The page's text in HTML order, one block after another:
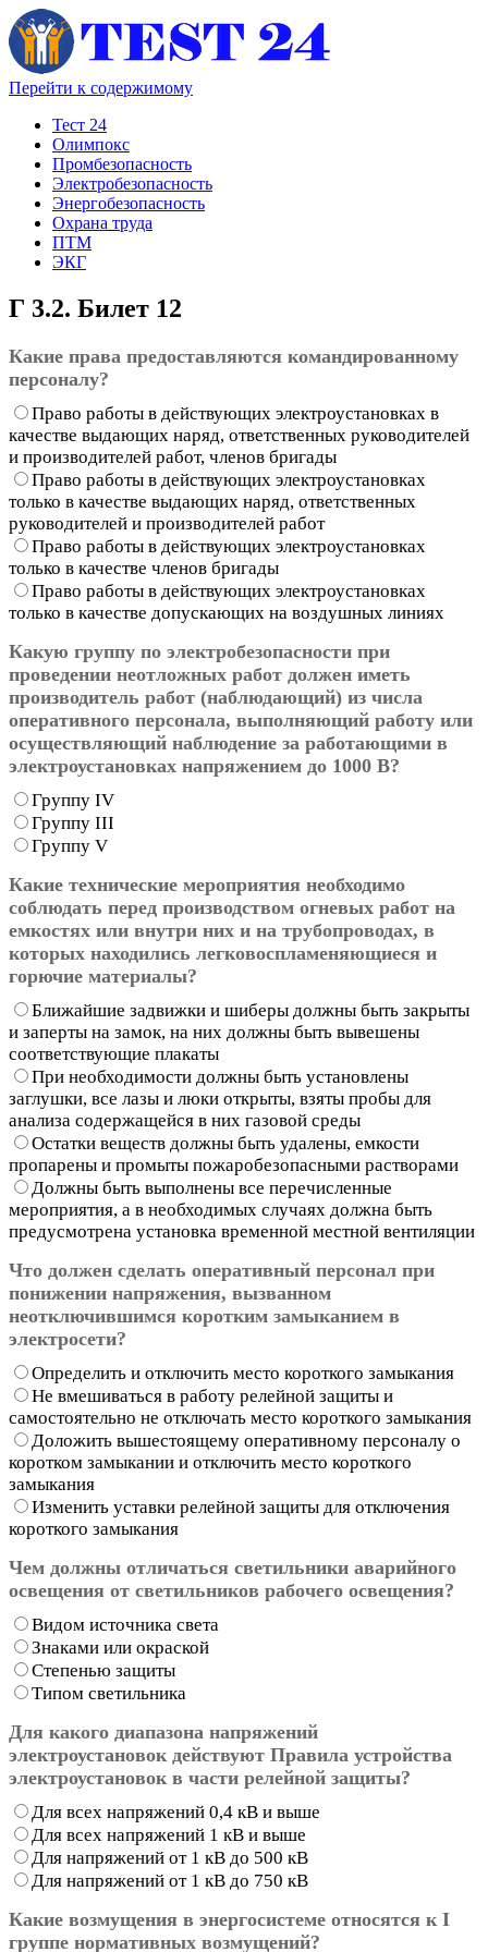
Перейти к содержимому
Тест 24
Олимпокс
Промбезопасность
Электробезопасность
Энергобезопасность
Охрана труда
ПТМ
ЭКГ
Г 3.2. Билет 12
Какие права предоставляются командированному
персоналу?
Право работы в действующих электроустановках в
качестве выдающих наряд, ответственных руководителей
и производителей работ, членов бригады
Право работы в действующих электроустановках
только в качестве выдающих наряд, ответственных
руководителей и производителей работ
Право работы в действующих электроустановках
только в качестве членов бригады
Право работы в действующих электроустановках
только в качестве допускающих на воздушных линиях
Какую группу по электробезопасности при
проведении неотложных работ должен иметь
производитель работ (наблюдающий) из числа
оперативного персонала, выполняющий работу или
осуществляющий наблюдение за работающими в
электроустановках напряжением до 1000 В?
Группу IV
Группу III
Группу V
Какие технические мероприятия необходимо
соблюдать перед производством огневых работ на
емкостях или внутри них и на трубопроводах, в
которых находились легковоспламеняющиеся и
горючие материалы?
Ближайшие задвижки и шиберы должны быть закрыты
и заперты на замок, на них должны быть вывешены
соответствующие плакаты
При необходимости должны быть установлены
заглушки, все лазы и люки открыты, взяты пробы для
анализа содержащейся в них газовой среды
Остатки веществ должны быть удалены, емкости
пропарены и промыты пожаробезопасными растворами
Должны быть выполнены все перечисленные
мероприятия, а в необходимых случаях должна быть
предусмотрена установка временной местной вентиляции
Что должен сделать оперативный персонал при
понижении напряжения, вызванном
неотключившимся коротким замыканием в
электросети?
Определить и отключить место короткого замыкания
Не вмешиваться в работу релейной защиты и
самостоятельно не отключать место короткого замыкания
Доложить вышестоящему оперативному персоналу о
коротком замыкании и отключить место короткого
замыкания
Изменить уставки релейной защиты для отключения
короткого замыкания
Чем должны отличаться светильники аварийного
освещения от светильников рабочего освещения?
Видом источника света
Знаками или окраской
Степенью защиты
Типом светильника
Для какого диапазона напряжений
электроустановок действуют Правила устройства
электроустановок в части релейной защиты?
Для всех напряжений 0,4 кВ и выше
Для всех напряжений 1 кВ и выше
Для напряжений от 1 кВ до 500 кВ
Для напряжений от 1 кВ до 750 кВ
Какие возмущения в энергосистеме относятся к I
группе нормативных возмущений?